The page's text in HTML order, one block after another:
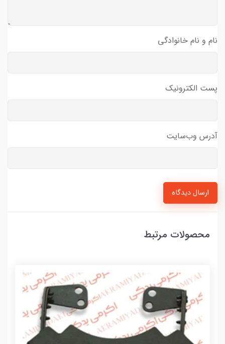
نام و نام خانوادگی
پست الکترونیک
آدرس وب‌سایت
ارسال دیدگاه
محصولات مرتبط